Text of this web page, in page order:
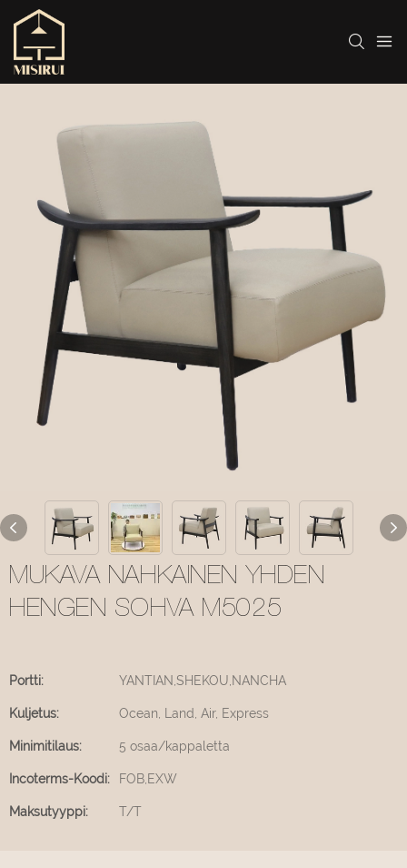
MUKAVA NAHKAINEN YHDEN
HENGEN SOHVA M5025
Portti: YANTIAN,SHEKOU,NANCHA
Kuljetus: Ocean, Land, Air, Express
Minimitilaus: 5 osaa/kappaletta
Incoterms-Koodi: FOB,EXW
Maksutyyppi: T/T